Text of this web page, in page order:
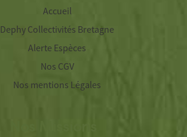
Accueil
Dephy Collectivités Bretagne
Alerte Espèces
Nos CGV
Nos mentions Légales